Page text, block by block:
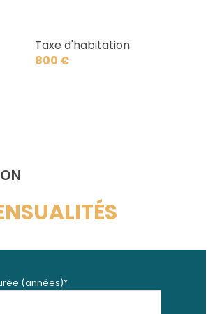
Taxe d'habitation
800 €
(années)*